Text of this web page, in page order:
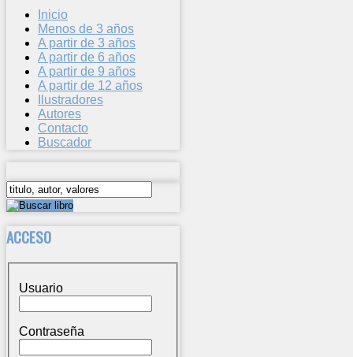
Inicio
Menos de 3 años
A partir de 3 años
A partir de 6 años
A partir de 9 años
A partir de 12 años
Ilustradores
Autores
Contacto
Buscador
ACCESO
Usuario
Contraseña